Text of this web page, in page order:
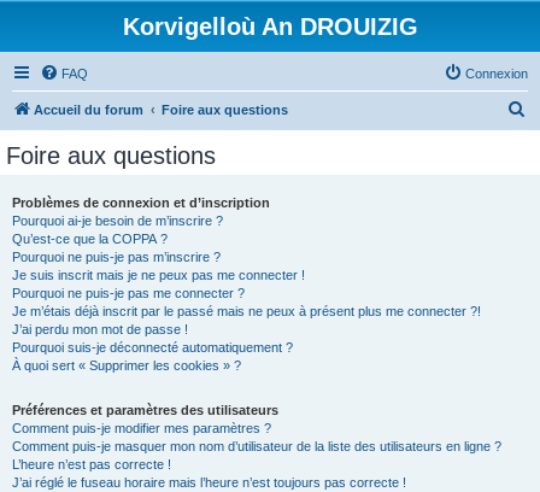
Korvigelloù An DROUIZIG
FAQ Connexion
Accueil du forum Foire aux questions
Foire aux questions
Problèmes de connexion et d’inscription
Pourquoi ai-je besoin de m’inscrire ?
Qu’est-ce que la COPPA ?
Pourquoi ne puis-je pas m’inscrire ?
Je suis inscrit mais je ne peux pas me connecter !
Pourquoi ne puis-je pas me connecter ?
Je m’étais déjà inscrit par le passé mais ne peux à présent plus me connecter ?!
J’ai perdu mon mot de passe !
Pourquoi suis-je déconnecté automatiquement ?
À quoi sert « Supprimer les cookies » ?
Préférences et paramètres des utilisateurs
Comment puis-je modifier mes paramètres ?
Comment puis-je masquer mon nom d’utilisateur de la liste des utilisateurs en ligne ?
L’heure n’est pas correcte !
J’ai réglé le fuseau horaire mais l’heure n’est toujours pas correcte !